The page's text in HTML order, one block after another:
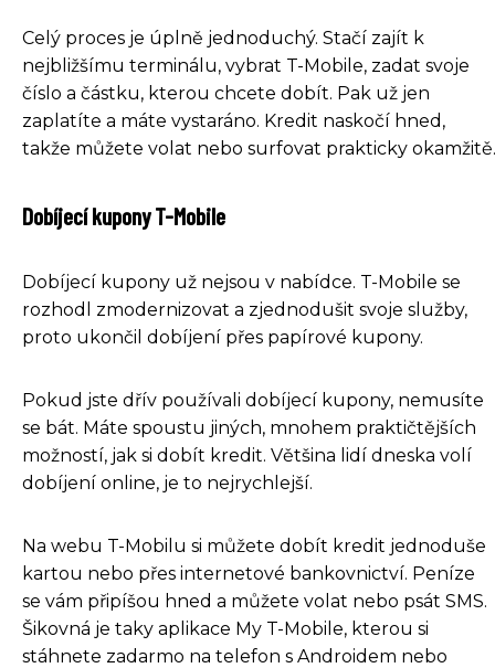
Celý proces je úplně jednoduchý. Stačí zajít k
nejbližšímu terminálu, vybrat T-Mobile, zadat svoje
číslo a částku, kterou chcete dobít. Pak už jen
zaplatíte a máte vystaráno. Kredit naskočí hned,
takže můžete volat nebo surfovat prakticky okamžitě.
Dobíjecí kupony T-Mobile
Dobíjecí kupony už nejsou v nabídce. T-Mobile se
rozhodl zmodernizovat a zjednodušit svoje služby,
proto ukončil dobíjení přes papírové kupony.
Pokud jste dřív používali dobíjecí kupony, nemusíte
se bát. Máte spoustu jiných, mnohem praktičtějších
možností, jak si dobít kredit. Většina lidí dneska volí
dobíjení online, je to nejrychlejší.
Na webu T-Mobilu si můžete dobít kredit jednoduše
kartou nebo přes internetové bankovnictví. Peníze
se vám připíšou hned a můžete volat nebo psát SMS.
Šikovná je taky aplikace My T-Mobile, kterou si
stáhnete zadarmo na telefon s Androidem nebo